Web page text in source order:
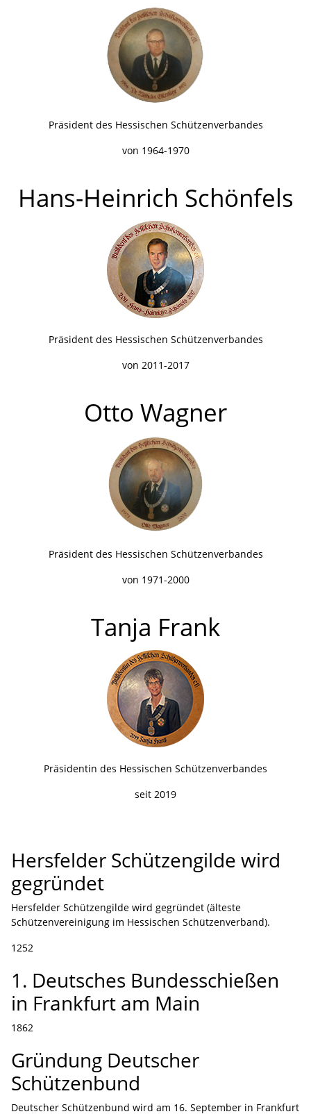
Präsident des Hessischen Schützenverbandes
von 1964-1970
Hans-Heinrich Schönfels
Präsident des Hessischen Schützenverbandes
von 2011-2017
Otto Wagner
Präsident des Hessischen Schützenverbandes
von 1971-2000
Tanja Frank
Präsidentin des Hessischen Schützenverbandes
seit 2019
Hersfelder Schützengilde wird
gegründet
Hersfelder Schützengilde wird gegründet (älteste
Schützenvereinigung im Hessischen Schützenverband).
1252
1. Deutsches Bundesschießen
in Frankfurt am Main
1862
Gründung Deutscher
Schützenbund
Deutscher Schützenbund wird am 16. September in Frankfurt